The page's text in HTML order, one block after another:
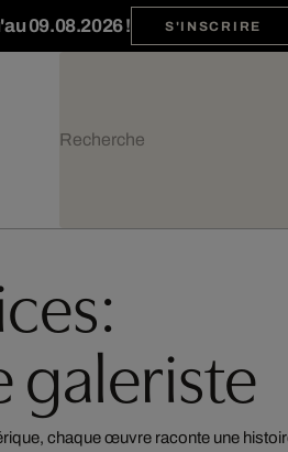
09.08.2026 ! S'INSCRIRE
galeriste
chaque œuvre raconte une